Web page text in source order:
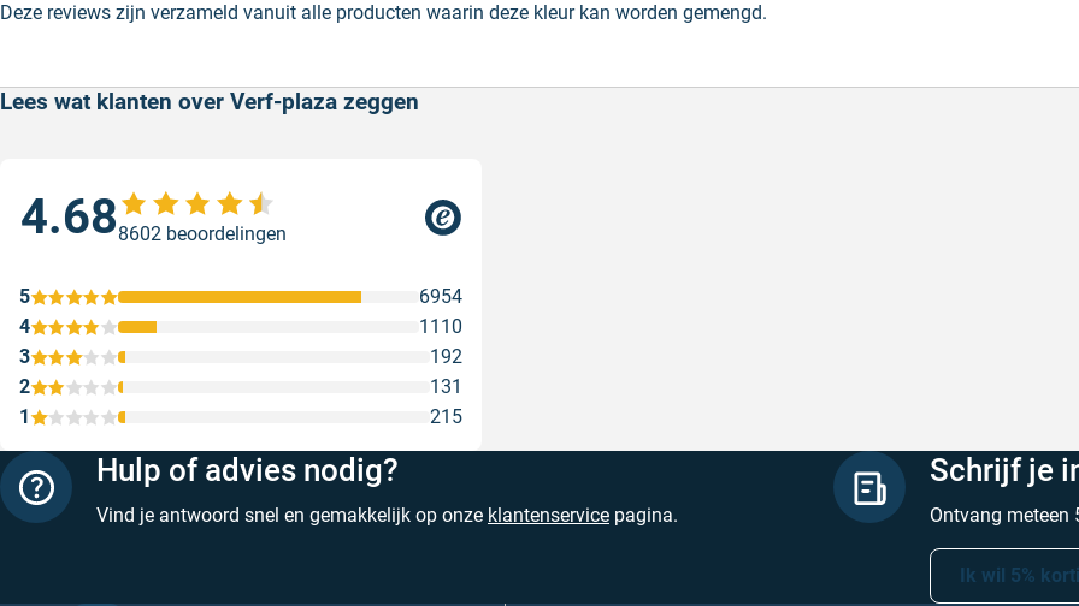
Deze reviews zijn verzameld vanuit alle producten waarin deze kleur kan worden gemengd.
Lees wat klanten over Verf-plaza zeggen
4.688602 beoordelingen
1 215
2 131
3 192
4 1110
5 6954
Hulp of advies nodig?
Vind je antwoord snel en gemakkelijk op onze klantenservice pagina.
Schrijf je
Ontvang meteen
Ik wil 5%